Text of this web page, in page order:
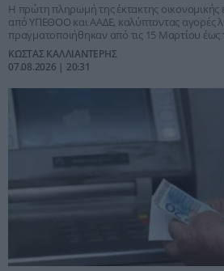
Η πρώτη πληρωμή της έκτακτης
από ΥΠΕΘΟΟ και ΑΑΔΕ, καλύπτοντας αγορές
πραγματοποιήθηκαν από τις 15 Μαρτίου έως
ΚΩΣΤΑΣ ΚΑΛΛΙΑΝΤΕΡΗΣ
07.08.2026 | 20:31